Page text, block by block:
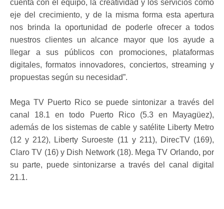
cuenta con el equipo, la creatividad y los servicios como
eje del crecimiento, y de la misma forma esta apertura
nos brinda la oportunidad de poderle ofrecer a todos
nuestros clientes un alcance mayor que los ayude a
llegar a sus públicos con promociones, plataformas
digitales, formatos innovadores, conciertos, streaming y
propuestas según su necesidad”.
Mega TV Puerto Rico se puede sintonizar a través del
canal 18.1 en todo Puerto Rico (5.3 en Mayagüez),
además de los sistemas de cable y satélite Liberty Metro
(12 y 212), Liberty Suroeste (11 y 211), DirecTV (169),
Claro TV (16) y Dish Network (18). Mega TV Orlando, por
su parte, puede sintonizarse a través del canal digital
21.1.